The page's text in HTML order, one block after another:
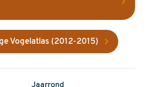
Vogelatlas (2012-2015)
Jaarrond